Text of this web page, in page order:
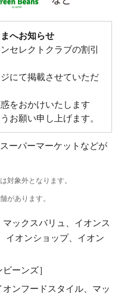
へお知らせ
セレクトクラブの割引
にて掲載させていただ
をおかけいたします
お願い申し上げます。
ーパーマーケットなどが
対象外となります。
があります。
ックスバリュ、イオンス
イオンショップ、イオン
ーンズ］
オンフードスタイル、マッ